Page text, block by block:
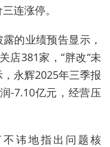
连涨停。
的业绩预告显示，
店381家，“胖改“未
永辉2025年三季报
-7.10亿元，经营压
讳地指出问题核